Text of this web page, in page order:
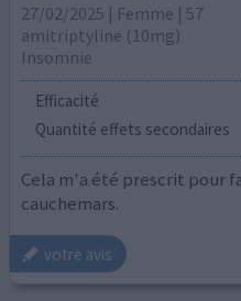
27/02/2025 | Femme | 57
amitriptyline (10mg)
Insomnie
Efficacité
Quantité effets secondaires
Cela m'a été prescrit pour
cauchemars.
votre avis